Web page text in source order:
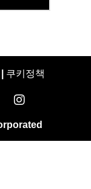
쿠키정책